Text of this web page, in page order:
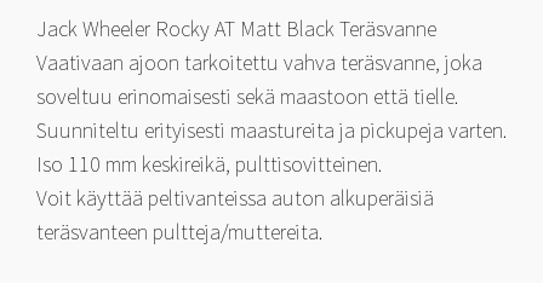
Jack Wheeler Rocky AT Matt Black Teräsvanne
Vaativaan ajoon tarkoitettu vahva teräsvanne, joka
soveltuu erinomaisesti sekä maastoon että tielle.
Suunniteltu erityisesti maastureita ja pickupeja varten.
Iso 110 mm keskireikä, pulttisovitteinen.
Voit käyttää peltivanteissa auton alkuperäisiä
teräsvanteen pultteja/muttereita.